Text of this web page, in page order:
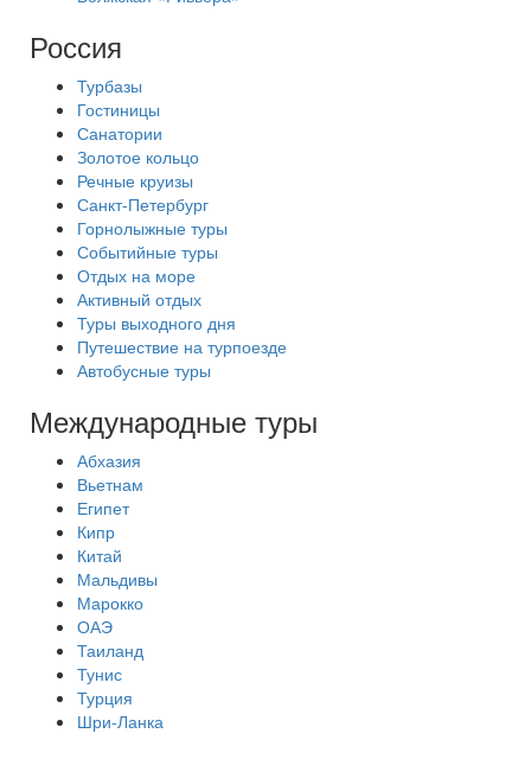
Россия
Турбазы
Гостиницы
Санатории
Золотое кольцо
Речные круизы
Санкт-Петербург
Горнолыжные туры
Событийные туры
Отдых на море
Активный отдых
Туры выходного дня
Путешествие на турпоезде
Автобусные туры
Международные туры
Абхазия
Вьетнам
Египет
Кипр
Китай
Мальдивы
Марокко
ОАЭ
Таиланд
Тунис
Турция
Шри-Ланка